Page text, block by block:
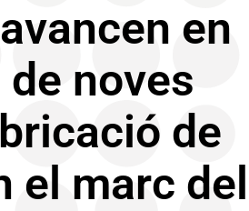
en
noves
de
el marc del